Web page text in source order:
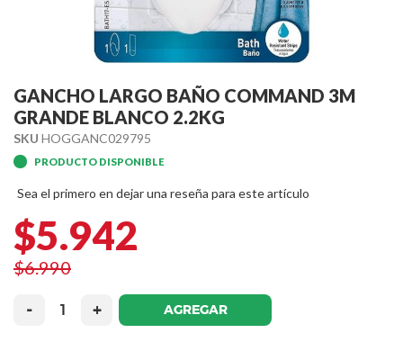
to
the
beginning
of
the
images
GANCHO LARGO BAÑO COMMAND 3M
GRANDE BLANCO 2.2KG
SKU HOGGANC029795
PRODUCTO DISPONIBLE
Sea el primero en dejar una reseña para este artículo
$5.942
$6.990
-
+ AGREGAR